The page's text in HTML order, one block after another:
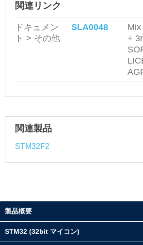
関連リンク
ドキュメン
ト > その他
SLA0048
+
関連製品
STM32F2
製品概要
STM32 (32bit マイコン)